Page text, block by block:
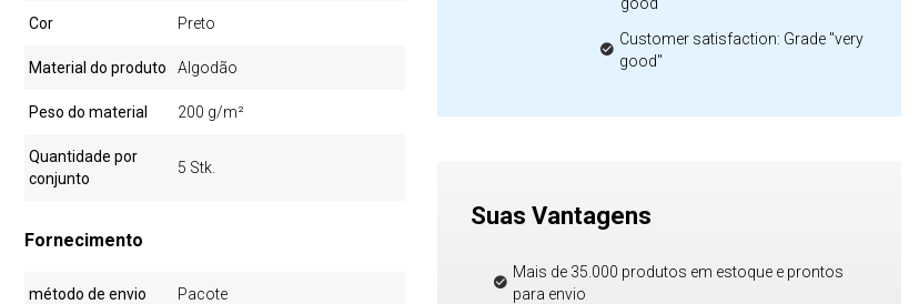
Cor Preto
Material do produto Algodão
Peso do material 200 g/m²
Quantidade por
conjunto
5 Stk.
Fornecimento
método de envio Pacote
Customer satisfaction: Grade "very
good"
Suas Vantagens
Mais de 35.000 produtos em estoque e prontos
para envio